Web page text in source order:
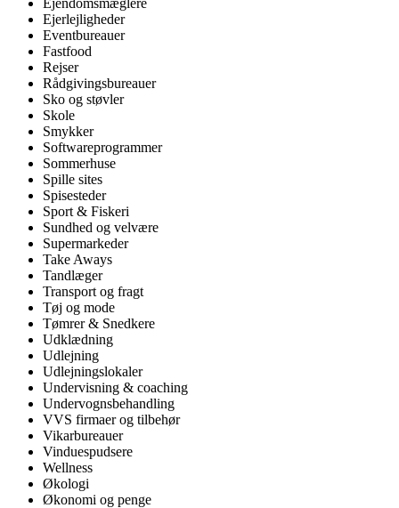
Ejendomsmæglere
Ejerlejligheder
Eventbureauer
Fastfood
Rejser
Rådgivingsbureauer
Sko og støvler
Skole
Smykker
Softwareprogrammer
Sommerhuse
Spille sites
Spisesteder
Sport & Fiskeri
Sundhed og velvære
Supermarkeder
Take Aways
Tandlæger
Transport og fragt
Tøj og mode
Tømrer & Snedkere
Udklædning
Udlejning
Udlejningslokaler
Undervisning & coaching
Undervognsbehandling
VVS firmaer og tilbehør
Vikarbureauer
Vinduespudsere
Wellness
Økologi
Økonomi og penge